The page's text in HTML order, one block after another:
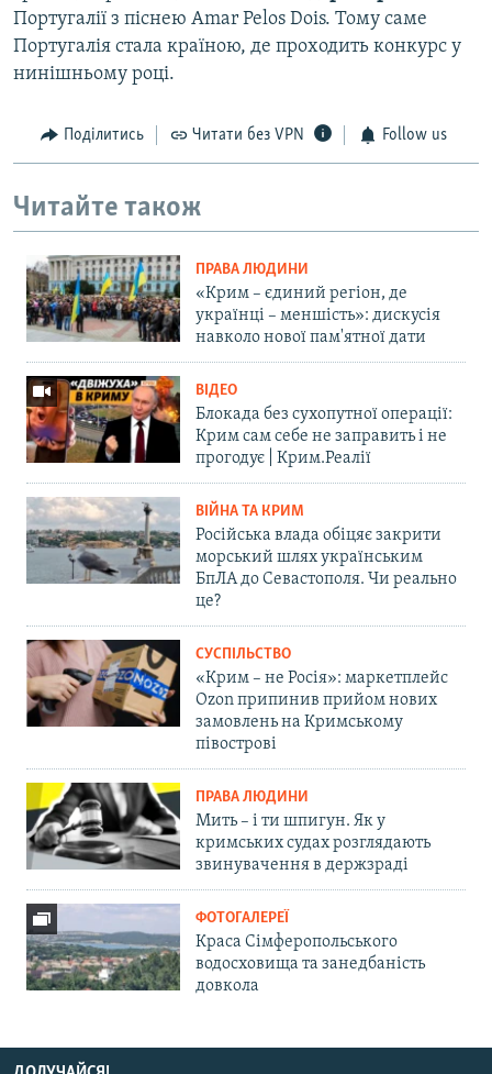
Португалії з піснею Amar Pelos Dois. Тому саме
Португалія стала країною, де проходить конкурс у
нинішньому році.
Поділитись Читати без VPN Follow us
Читайте також
ПРАВА ЛЮДИНИ
«Крим – єдиний регіон, де
українці – меншість»: дискусія
навколо нової пам'ятної дати
ВІДЕО
Блокада без сухопутної операції:
Крим сам себе не заправить і не
прогодує | Крим.Реалії
ВІЙНА ТА КРИМ
Російська влада обіцяє закрити
морський шлях українським
БпЛА до Севастополя. Чи реально
це?
СУСПІЛЬСТВО
«Крим – не Росія»: маркетплейс
Ozon припинив прийом нових
замовлень на Кримському
півострові
ПРАВА ЛЮДИНИ
Мить – і ти шпигун. Як у
кримських судах розглядають
звинувачення в держзраді
ФОТОГАЛЕРЕЇ
Краса Сімферопольського
водосховища та занедбаність
довкола